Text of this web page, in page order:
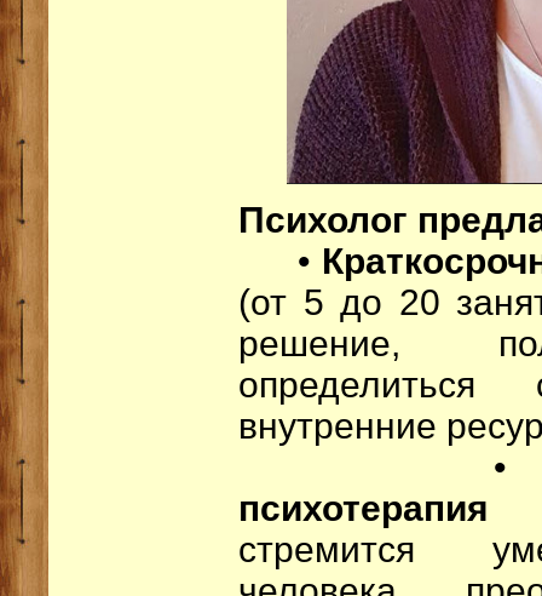
Психолог
•
(от 5 до 20
решение,
внутренние
стремится